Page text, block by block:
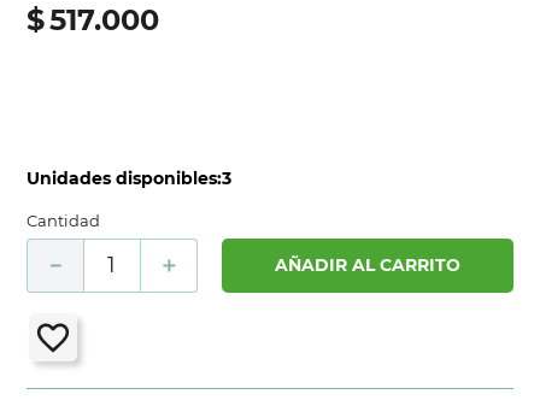
$517.000
Unidades disponibles:3
Cantidad
＋
－ AÑADIR AL CARRITO